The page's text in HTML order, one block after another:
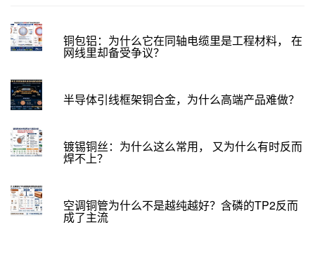
铜包铝：为什么它在同轴电缆里是工程材料， 在
网线里却备受争议？
半导体引线框架铜合金，为什么高端产品难做？
镀锡铜丝：为什么这么常用， 又为什么有时反而
焊不上？
空调铜管为什么不是越纯越好？含磷的TP2反而
成了主流